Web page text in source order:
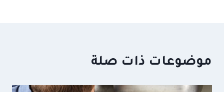
موضوعات ذات صلة